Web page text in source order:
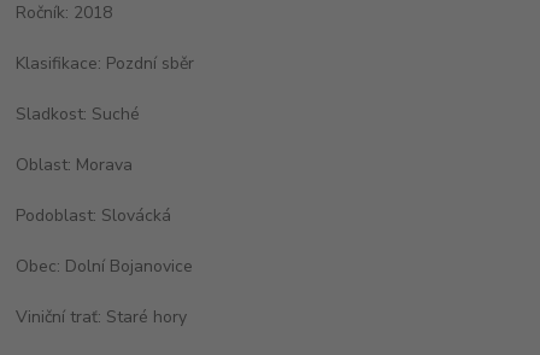
Ročník: 2018
Klasifikace: Pozdní sběr
Sladkost: Suché
Oblast: Morava
Podoblast: Slovácká
Obec: Dolní Bojanovice
Viniční trať: Staré hory